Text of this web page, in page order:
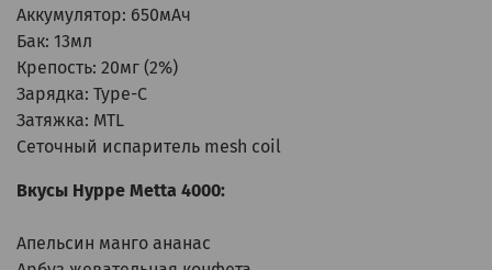
Аккумулятор: 650мАч
Бак: 13мл
Крепость: 20мг (2%)
Зарядка: Type-C
Затяжка: MTL
Сеточный испаритель mesh coil
Вкусы Hyppe Metta 4000:
Апельсин манго ананас